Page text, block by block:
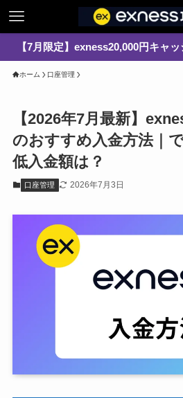
【7月限定】exness20,000円キャ
ホーム 口座管理
【2026年7月最新】
のおすすめ入金方法｜
低入金額は？
口座管理 2026年7月3日